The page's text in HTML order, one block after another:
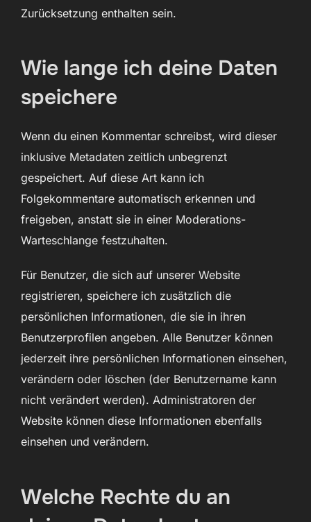
Zurücksetzung enthalten sein.
Wie lange ich deine Daten
speichere
Wenn du einen Kommentar schreibst, wird dieser
inklusive Metadaten zeitlich unbegrenzt
gespeichert. Auf diese Art kann ich
Folgekommentare automatisch erkennen und
freigeben, anstatt sie in einer Moderations-
Warteschlange festzuhalten.
Für Benutzer, die sich auf unserer Website
registrieren, speichere ich zusätzlich die
persönlichen Informationen, die sie in ihren
Benutzerprofilen angeben. Alle Benutzer können
jederzeit ihre persönlichen Informationen einsehen,
verändern oder löschen (der Benutzername kann
nicht verändert werden). Administratoren der
Website können diese Informationen ebenfalls
einsehen und verändern.
Welche Rechte du an